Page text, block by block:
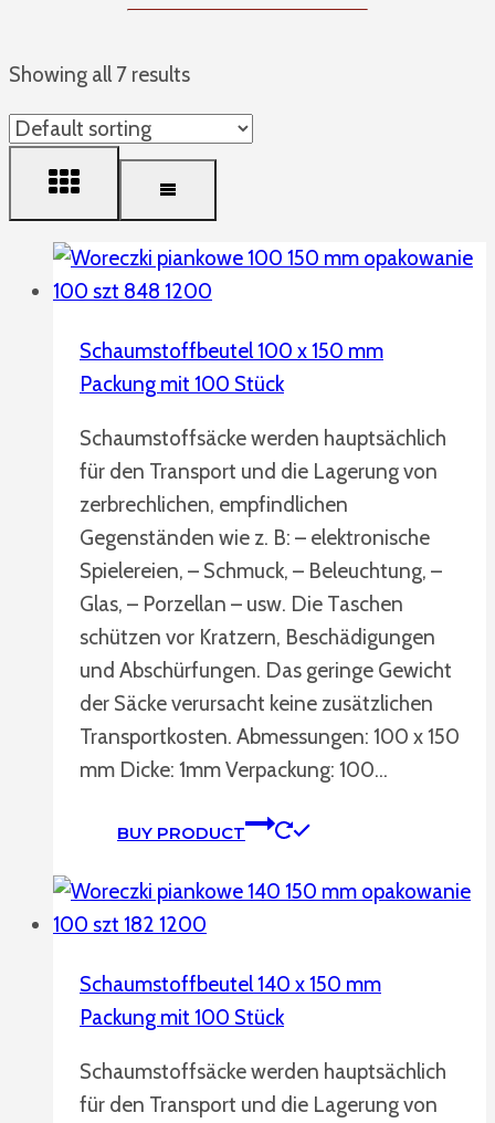
Showing all 7 results
Schaumstoffbeutel 100 x 150 mm
Packung mit 100 Stück
Schaumstoffsäcke werden hauptsächlich
für den Transport und die Lagerung von
zerbrechlichen, empfindlichen
Gegenständen wie z. B: – elektronische
Spielereien, – Schmuck, – Beleuchtung, –
Glas, – Porzellan – usw. Die Taschen
schützen vor Kratzern, Beschädigungen
und Abschürfungen. Das geringe Gewicht
der Säcke verursacht keine zusätzlichen
Transportkosten. Abmessungen: 100 x 150
mm Dicke: 1mm Verpackung: 100…
BUY PRODUCT
Schaumstoffbeutel 140 x 150 mm
Packung mit 100 Stück
Schaumstoffsäcke werden hauptsächlich
für den Transport und die Lagerung von